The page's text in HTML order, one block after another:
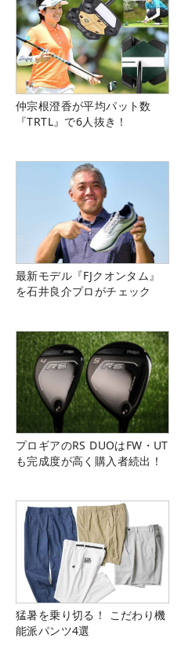
仲宗根澄香が平均パット数
『TRTL』で6人抜き！
最新モデル『FJクオンタム』
を石井良介プロがチェック
プロギアのRS DUOはFW・UT
も完成度が高く購入者続出！
猛暑を乗り切る！ こだわり機
能派パンツ4選